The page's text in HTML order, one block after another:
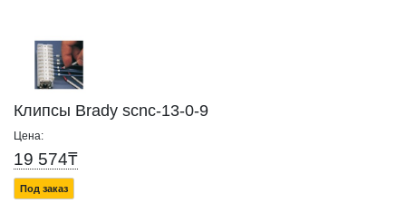
Клипсы Brady scnc-13-0-9
Цена:
19 574₸
Под заказ